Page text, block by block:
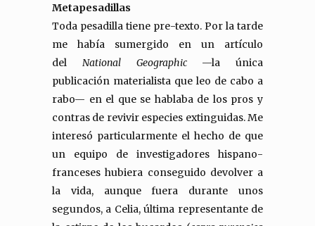
Metapesadillas
Toda pesadilla tiene pre-texto. Por la tarde
me había sumergido en un artículo
del National Geographic—la única
publicación materialista que leo de cabo a
rabo— en el que se hablaba de los pros y
contras de revivir especies extinguidas. Me
interesó particularmente el hecho de que
un equipo de investigadores hispano-
franceses hubiera conseguido devolver a
la vida, aunque fuera durante unos
segundos, a Celia, última representante de